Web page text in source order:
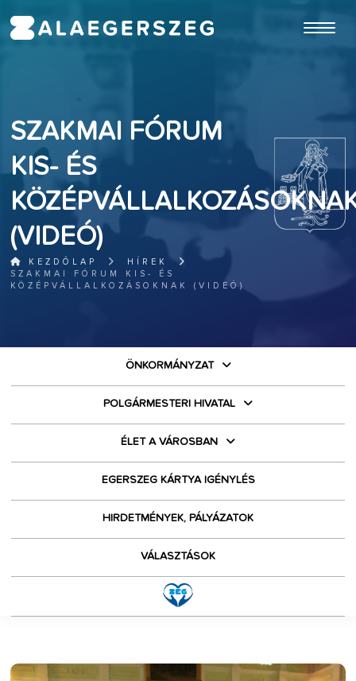
SZAKMAI FÓRUM
KIS- ÉS
(VIDEÓ)
KEZDŐLAP
HÍREK
SZAKMAI FÓRUM KIS- ÉS
KÖZÉPVÁLLALKOZÁSOKNAK (VIDEÓ)
ÖNKORMÁNYZAT
POLGÁRMESTERI HIVATAL
ÉLET A VÁROSBAN
EGERSZEG KÁRTYA IGÉNYLÉS
HIRDETMÉNYEK, PÁLYÁZATOK
VÁLASZTÁSOK